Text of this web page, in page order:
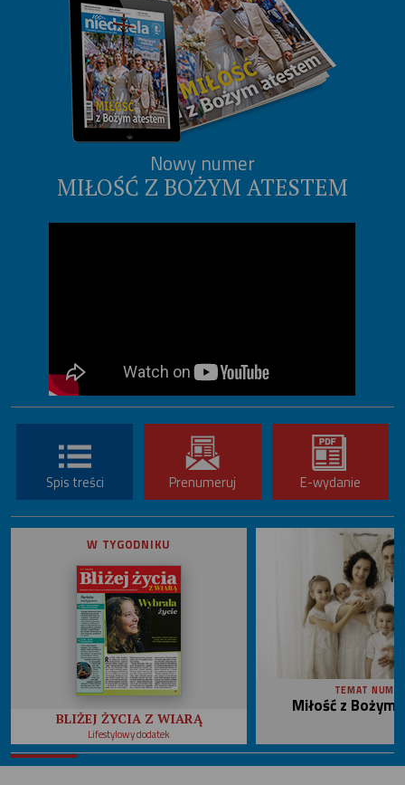
Nowy numer
MIŁOŚĆ Z BOŻYM ATESTEM
Spis treści Prenumeruj E-wydanie
W TYGODNIKU
BLIŻEJ ŻYCIA Z WIARĄ
Lifestylowy dodatek
TEMAT
Miłość z